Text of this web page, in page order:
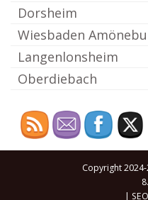
Dorsheim
Wiesbaden
Langenlonsheim
Oberdiebach
Copyright
|